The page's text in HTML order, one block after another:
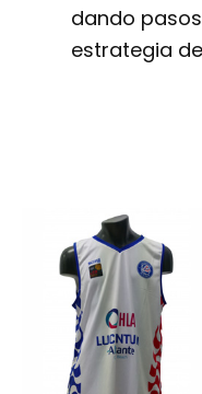
dando
estrategia